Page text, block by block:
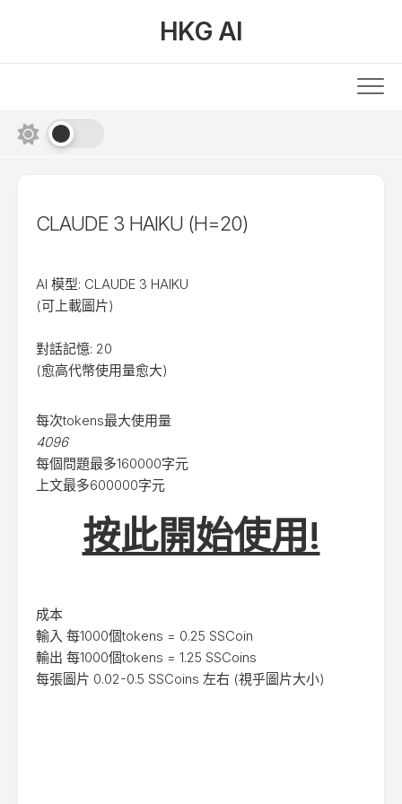
HKG AI
CLAUDE 3 HAIKU (H=20)
AI 模型: CLAUDE 3 HAIKU
(可上載圖片)
對話記憶: 20
(愈高代幣使用量愈大)
每次tokens最大使用量
4096
每個問題最多160000字元
上文最多600000字元
按此開始使用!
成本
輸入 每1000個tokens = 0.25 SSCoin
輸出 每1000個tokens = 1.25 SSCoins
每張圖片 0.02-0.5 SSCoins 左右 (視乎圖片大小)